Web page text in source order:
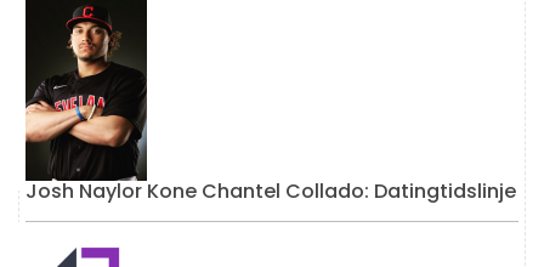
Josh Naylor Kone Chantel Collado: Datingtidslinje